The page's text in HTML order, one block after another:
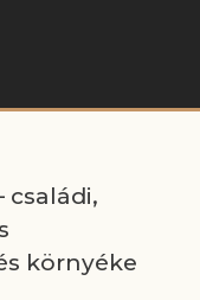
családi,
környéke